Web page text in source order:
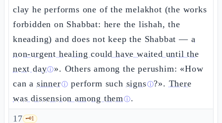
clay he performs one of the melakhot (the works
forbidden on Shabbat: here the lishah, the
kneading) and does not keep the Shabbat — a
non-urgent healing could have waited until the
next dayⓘ». Others among the perushim: «How
can a sinnerⓘ perform such signsⓘ?». There
was dissension among themⓘ.
17 🗝️1